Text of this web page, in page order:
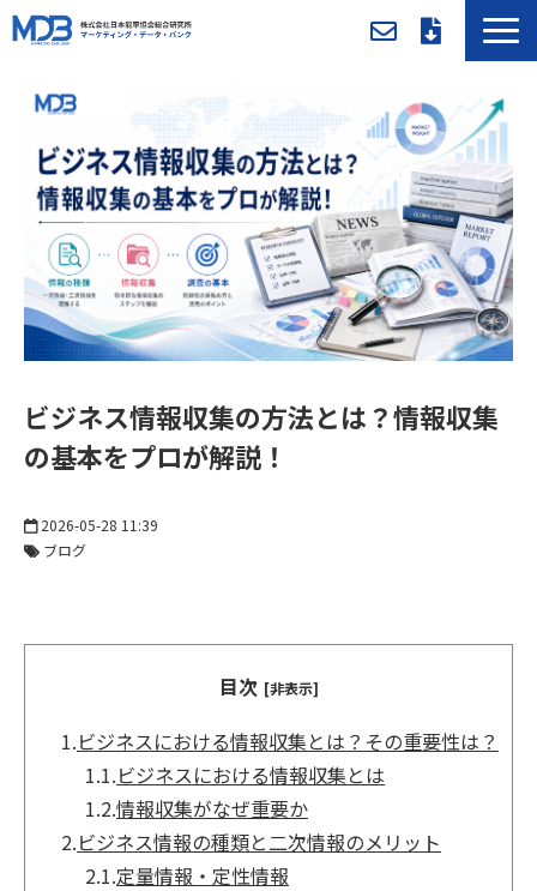
導入事例／課題別活用法
入会方法・料金
セミナー/イベント
お役立ち資料
新着情報
メンバー専用ページ
ビジネス情報収集の方法とは？情報収集
の基本をプロが解説！
2026-05-28 11:39
ブログ
目次 [非表示]
1.ビジネスにおける情報収集とは？その重要性は？
1.1.ビジネスにおける情報収集とは
1.2.情報収集がなぜ重要か
2.ビジネス情報の種類と二次情報のメリット
2.1.定量情報・定性情報